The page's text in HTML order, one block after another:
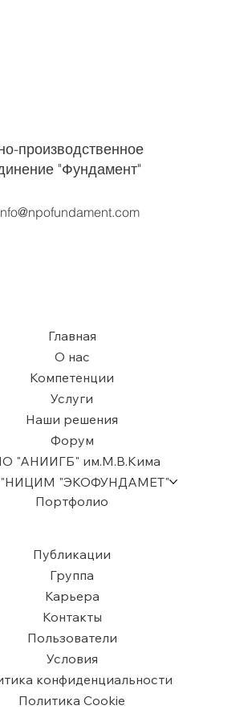
производственное
"Фундамент"
Главная
О нас
Компетенции
Услуги
Наши решения
Форум
"АНИИГБ" им.М.В.Кима
"ЭКОФУНДАМЕТ"
Портфолио
Публикации
Группа
Карьера
Контакты
Пользователи
​Условия
конфиденциальности
Политика Cookie